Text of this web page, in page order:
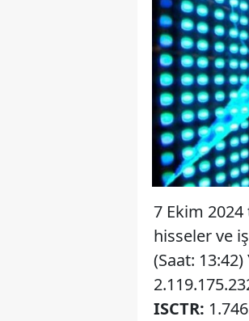
7 Ekim
hisseler ve
(Saat: 13:42)
ISCTR: